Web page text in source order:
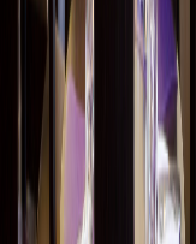
nelle belle